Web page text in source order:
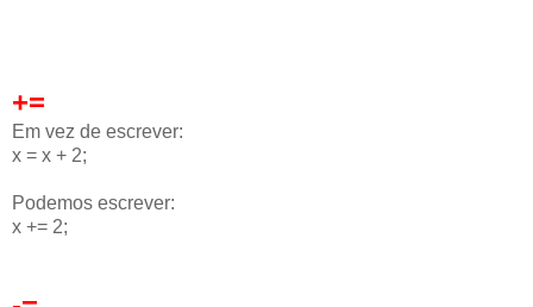
+=
Em vez de escrever:
x = x + 2;
Podemos escrever:
x += 2;